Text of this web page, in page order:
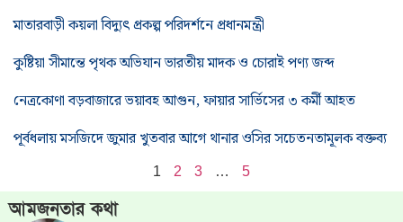
মাতারবাড়ী কয়লা বিদ্যুৎ প্রকল্প পরিদর্শনে প্রধানমন্ত্রী
কুষ্টিয়া সীমান্তে পৃথক অভিযান ভারতীয় মাদক ও চোরাই পণ্য জব্দ
নেত্রকোণা বড়বাজারে ভয়াবহ আগুন, ফায়ার সার্ভিসের ৩ কর্মী আহত
পূর্বধলায় মসজিদে জুমার খুতবার আগে থানার ওসির সচেতনতামূলক বক্তব্য
1 2 3 … 5
আমজনতার কথা